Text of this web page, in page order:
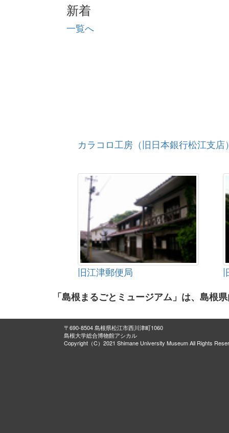
新着
一覧へ
カラコロ工房（旧日本銀行松江支店
旧江津郵便局
「島根まるごとミュージアム」は、島根
〒690-8504 島根県松江市西川津町1060
島根大学総合博物館アシカル
Copyright（C）2021 Shimane University Museum All Rights